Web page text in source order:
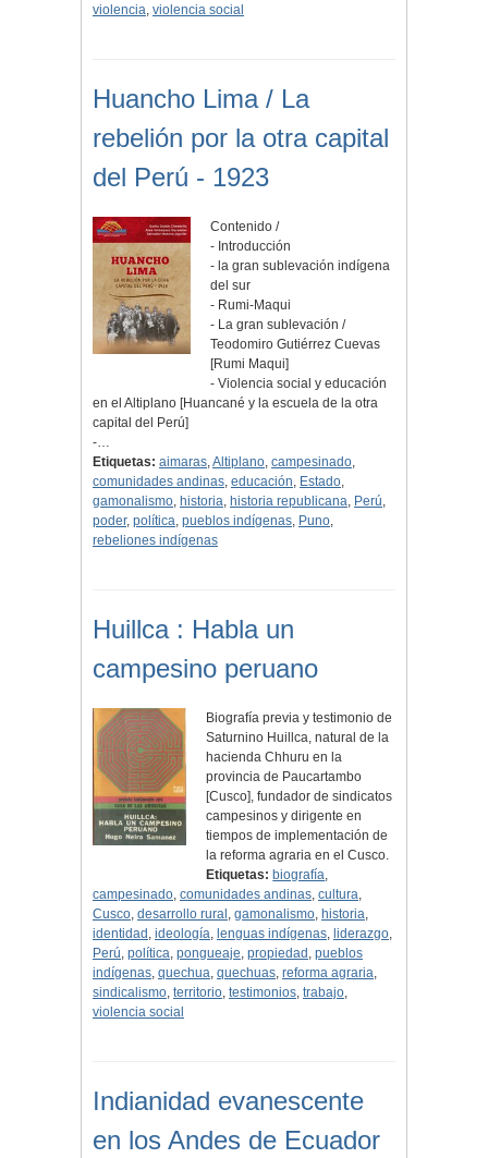
violencia, violencia social
Huancho Lima / La
rebelión por la otra capital
del Perú - 1923
Contenido /
- Introducción
- la gran sublevación indígena
del sur
- Rumi-Maqui
- La gran sublevación /
Teodomiro Gutiérrez Cuevas
[Rumi Maqui]
- Violencia social y educación
en el Altiplano [Huancané y la escuela de la otra
capital del Perú]
-…
Etiquetas: aimaras,Altiplano, campesinado,
comunidades andinas, educación, Estado,
gamonalismo, historia, historia republicana, Perú,
poder, política, pueblos indígenas, Puno,
rebeliones indígenas
Huillca : Habla un
campesino peruano
Biografía previa y testimonio de
Saturnino Huillca, natural de la
hacienda Chhuru en la
provincia de Paucartambo
[Cusco], fundador de sindicatos
campesinos y dirigente en
tiempos de implementación de
la reforma agraria en el Cusco.
Etiquetas: biografía,
campesinado, comunidades andinas, cultura,
Cusco, desarrollo rural , gamonalismo, historia,
identidad , ideología, lenguas indígenas, liderazgo,
Perú, política, pongueaje, propiedad , pueblos
indígenas, quechua, quechuas, reforma agraria,
sindicalismo, territorio, testimonios, trabajo,
violencia social
Indianidad evanescente
en los Andes de Ecuador